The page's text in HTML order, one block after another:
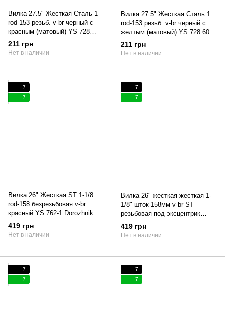
Вилка 27.5" Жесткая Сталь 1
rod-153 резьб. v-br черный с
красным (матовый) YS 728
60% matt TANDEM TR-URVFK-
26003-152
211 грн
Нет в наличии
Вилка 27.5" Жесткая Сталь 1
rod-153 резьб. v-br черный с
желтым (матовый) YS 728 60%
matt TANDEM TR-URVFK-
26003-152
211 грн
Нет в наличии
7
7
Вилка 26" Жесткая ST 1-1/8
rod-158 безрезьбовая v-br
красный YS 762-1 Dorozhnik
LUX
419 грн
Нет в наличии
7
7
Вилка 26" жесткая жесткая 1-
1/8" шток-158мм v-br ST
резьбовая под эксцентрик
черный (матовый) YS 728 60%
matt Dorozhnik LUX 2022
419 грн
Нет в наличии
7
7
7
7